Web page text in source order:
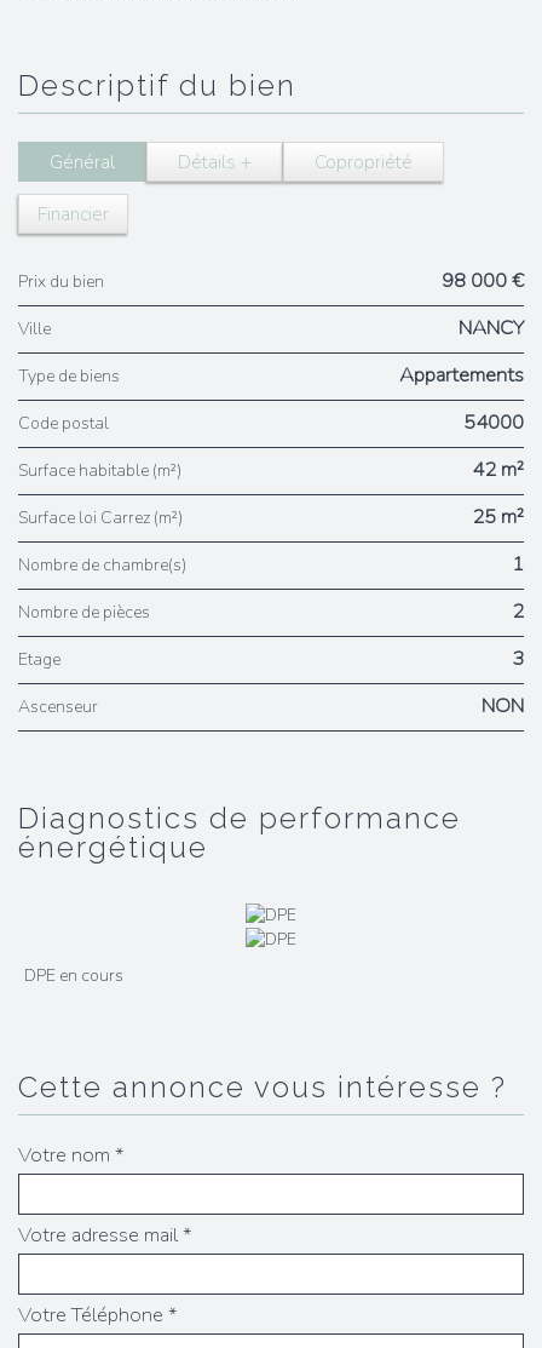
descriptif du bien
Général Détails + Copropriété
Financier
Prix du bien 98 000 €
Ville NANCY
Type de biens Appartements
Code postal 54000
Surface habitable (m²) 42 m²
Surface loi Carrez (m²) 25 m²
Nombre de chambre(s) 1
Nombre de pièces 2
Etage 3
Ascenseur NON
diagnostics de performance
énergétique
DPE en cours
cette annonce vous intéresse ?
Votre nom *
Votre adresse mail *
Votre Téléphone *